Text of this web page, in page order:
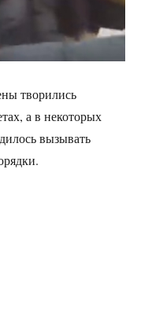
творились
а в некоторых
вызывать